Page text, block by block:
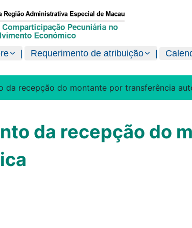
金分享計劃
Requerimento de atribuição
da recepção do montante por transferência
da recepção do